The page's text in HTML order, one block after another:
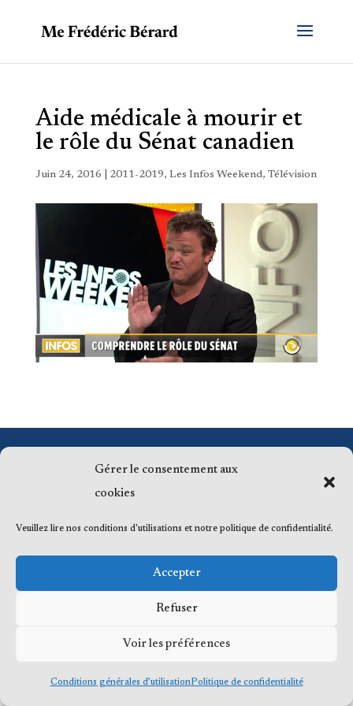
Gérer le consentement aux
cookies
Veuillez lire nos conditions d'utilisations et notre politique de confidentialité.
Accepter
Refuser
Voir les préférences
Conditions générales d’utilisationPolitique de confidentialité
Aide médicale à mourir et
le rôle du Sénat canadien
Juin 24, 2016 2011-2019, Les Infos Weekend, Télévision
© 2023 Me Frédéric Bérard, tous droits